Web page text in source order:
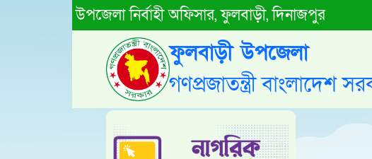
উপজেলা নির্বাহী অফিসার, ফুলবাড়ী, দিনাজপুর
ফুলবাড়ী উপজেলা
গণপ্রজাতন্ত্রী বাংলাদেশ